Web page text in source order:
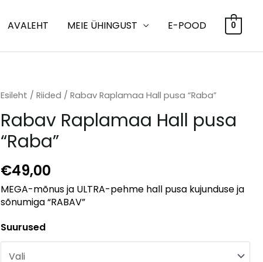
AVALEHT MEIE ÜHINGUST E-POOD 0
Esileht /Riided / Rabav Raplamaa Hall pusa “Raba”
Rabav Raplamaa Hall pusa
“Raba”
€49,00
MEGA-mõnus ja ULTRA-pehme hall pusa kujunduse ja
sõnumiga “RABAV”
Suurused